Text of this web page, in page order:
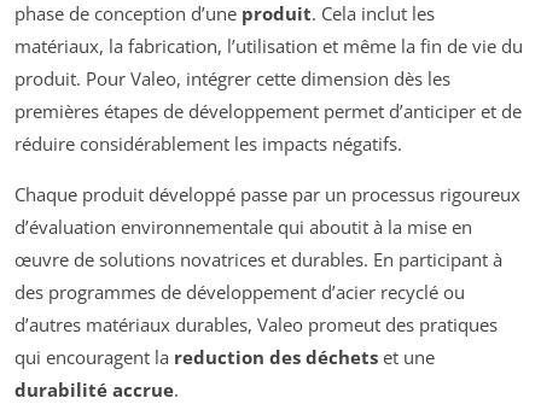
phase de conception d’une produit. Cela inclut les
matériaux, la fabrication, l’utilisation et même la fin de vie du
produit. Pour Valeo, intégrer cette dimension dès les
premières étapes de développement permet d’anticiper et de
réduire considérablement les impacts négatifs.
Chaque produit développé passe par un processus rigoureux
d’évaluation environnementale qui aboutit à la mise en
œuvre de solutions novatrices et durables. En participant à
des programmes de développement d’acier recyclé ou
d’autres matériaux durables, Valeo promeut des pratiques
qui encouragent la reduction des déchets et une
durabilité accrue.